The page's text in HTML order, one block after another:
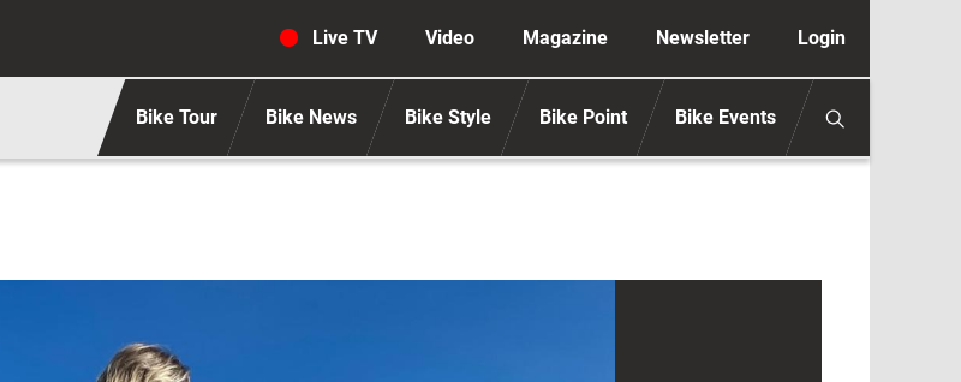
Navigazione secondaria anonimo
Live TV Video Magazine Newsletter Login
Bike Tour Bike News Bike Style Bike Point Bike Events